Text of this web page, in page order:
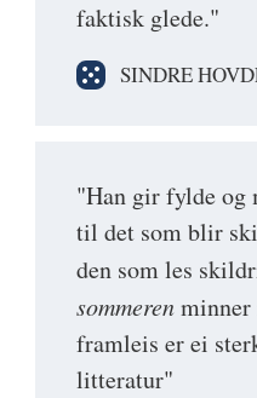
faktisk glede."
SINDRE
"Han gir fylde og
til det som blir
den som les
sommerenminner
framleis er ei
litteratur"